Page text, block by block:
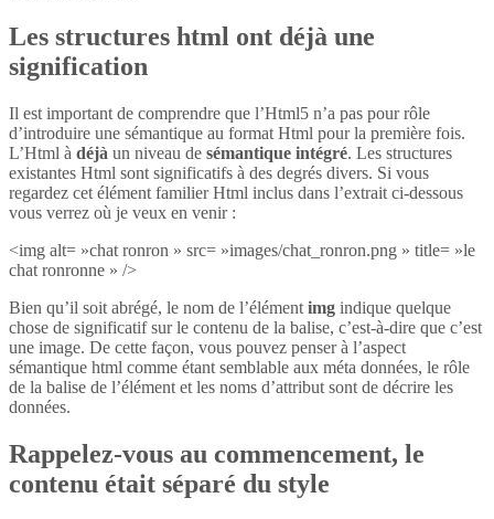
Les structures html ont déjà une
signification
Il est important de comprendre que l’Html5 n’a pas pour rôle
d’introduire une sémantique au format Html pour la première fois.
L’Html à déjà un niveau de sémantique intégré. Les structures
existantes Html sont significatifs à des degrés divers. Si vous
regardez cet élément familier Html inclus dans l’extrait ci-dessous
vous verrez où je veux en venir :
<img alt= »chat ronron » src= »images/chat_ronron.png » title= »le
chat ronronne » />
Bien qu’il soit abrégé, le nom de l’élément img indique quelque
chose de significatif sur le contenu de la balise, c’est-à-dire que c’est
une image. De cette façon, vous pouvez penser à l’aspect
sémantique html comme étant semblable aux méta données, le rôle
de la balise de l’élément et les noms d’attribut sont de décrire les
données.
Rappelez-vous au commencement, le
contenu était séparé du style